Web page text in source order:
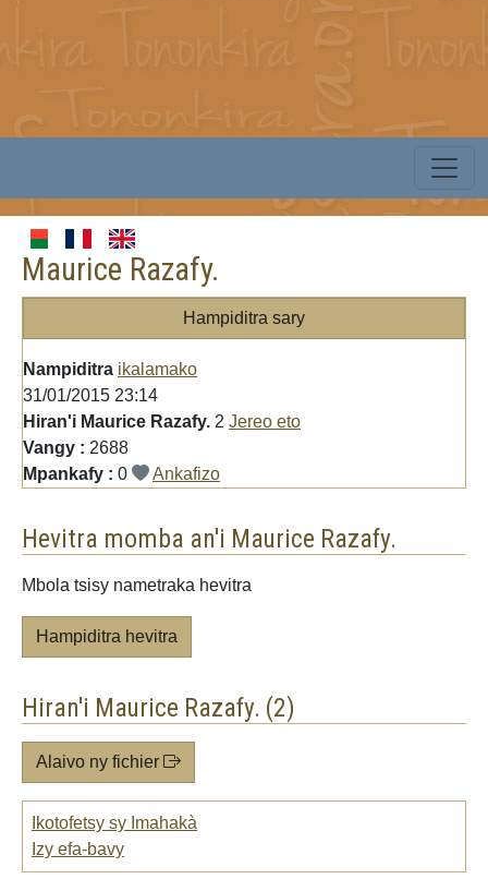
Maurice Razafy.
Hampiditra sary
Nampiditra ikalamako
31/01/2015 23:14
Hiran'i Maurice Razafy. 2 Jereo eto
Vangy : 2688
Mpankafy : 0 Ankafizo
Hevitra momba an'i Maurice Razafy.
Mbola tsisy nametraka hevitra
Hampiditra hevitra
Hiran'i Maurice Razafy. (2)
Alaivo ny fichier
Ikotofetsy sy Imahakà
Izy efa-bavy